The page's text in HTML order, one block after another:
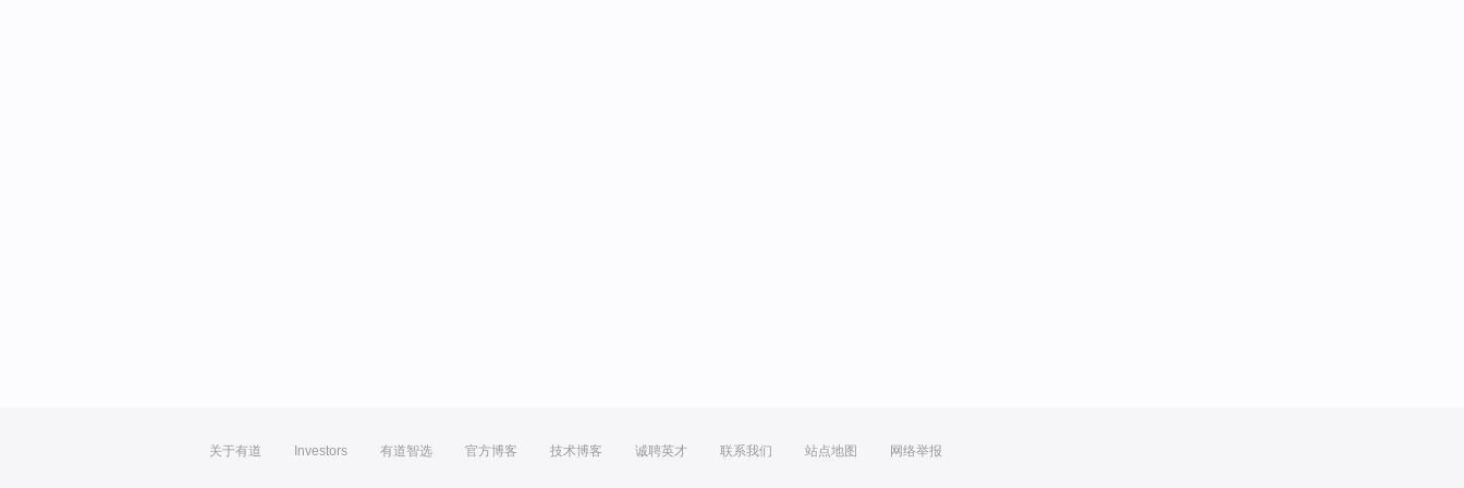
关于有道 Investors 有道智选 官方博客 技术博客 诚聘英才 联系我们 站点地图 网络举报